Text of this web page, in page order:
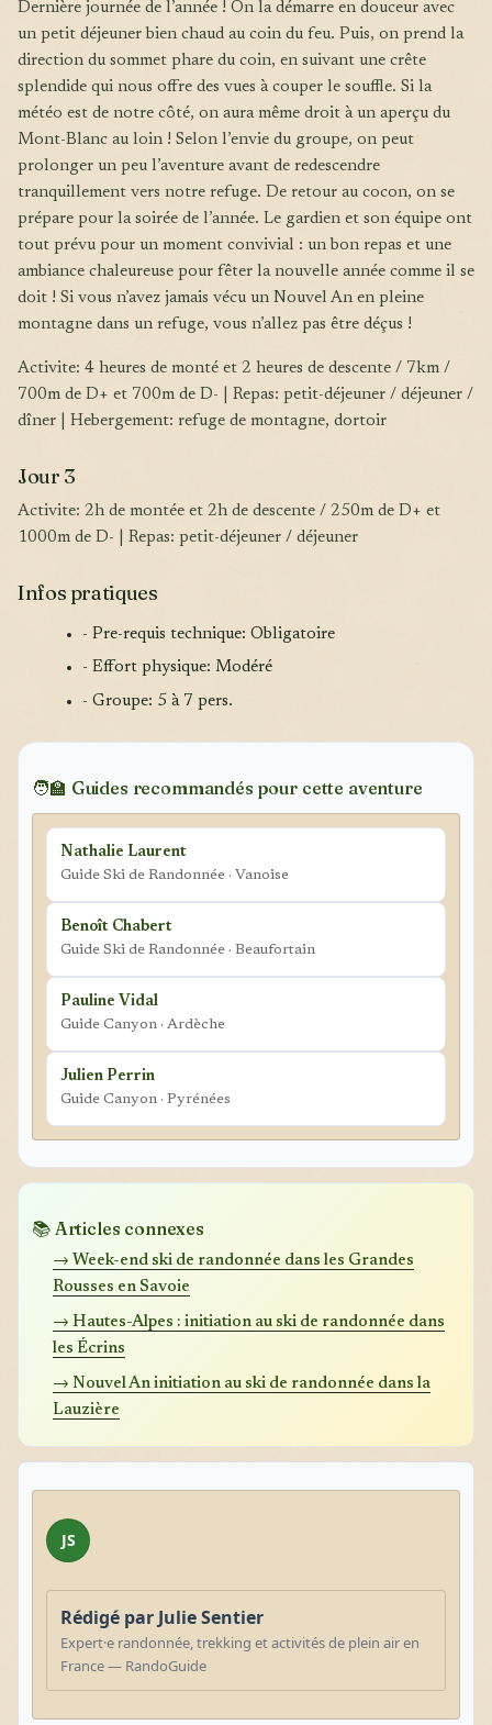
Dernière journée de l’année ! On la démarre en douceur avec
un petit déjeuner bien chaud au coin du feu. Puis, on prend la
direction du sommet phare du coin, en suivant une crête
splendide qui nous offre des vues à couper le souffle. Si la
météo est de notre côté, on aura même droit à un aperçu du
Mont-Blanc au loin ! Selon l’envie du groupe, on peut
prolonger un peu l’aventure avant de redescendre
tranquillement vers notre refuge. De retour au cocon, on se
prépare pour la soirée de l’année. Le gardien et son équipe ont
tout prévu pour un moment convivial : un bon repas et une
ambiance chaleureuse pour fêter la nouvelle année comme il se
doit ! Si vous n’avez jamais vécu un Nouvel An en pleine
montagne dans un refuge, vous n’allez pas être déçus !
Activite: 4 heures de monté et 2 heures de descente / 7km /
700m de D+ et 700m de D- | Repas: petit-déjeuner / déjeuner /
dîner | Hebergement: refuge de montagne, dortoir
Jour 3
Activite: 2h de montée et 2h de descente / 250m de D+ et
1000m de D- | Repas: petit-déjeuner / déjeuner
Infos pratiques
- Pre-requis technique: Obligatoire
- Effort physique: Modéré
- Groupe: 5 à 7 pers.
🧑‍🏫 Guides recommandés pour cette aventure
Nathalie Laurent
Guide Ski de Randonnée · Vanoise
Benoît Chabert
Guide Ski de Randonnée · Beaufortain
Pauline Vidal
Guide Canyon · Ardèche
Julien Perrin
Guide Canyon · Pyrénées
📚 Articles connexes
→ Week-end ski de randonnée dans les Grandes
Rousses en Savoie
→ Hautes-Alpes : initiation au ski de randonnée dans
les Écrins
→ Nouvel An initiation au ski de randonnée dans la
Lauzière
JS
Rédigé par Julie Sentier
Expert·e randonnée, trekking et activités de plein air en
France — RandoGuide